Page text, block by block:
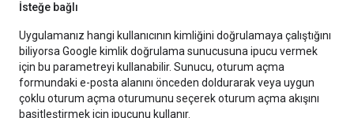
İsteğe bağlı
Uygulamanız hangi kullanıcının kimliğini doğrulamaya çalıştığını
biliyorsa Google kimlik doğrulama sunucusuna ipucu vermek
için bu parametreyi kullanabilir. Sunucu, oturum açma
formundaki e-posta alanını önceden doldurarak veya uygun
çoklu oturum açma oturumunu seçerek oturum açma akışını
basitleştirmek için ipucunu kullanır.